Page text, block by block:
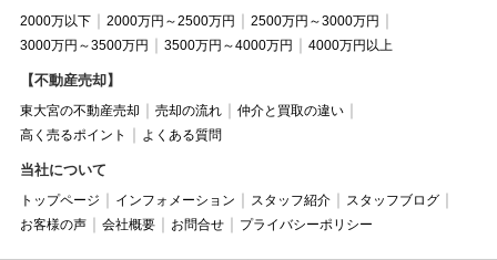
2000万以下 2000万円～2500万円
2500万円～3000万円
3000万円～3500万円
3500万円～4000万円 4000万円以上
【不動産売却】
東大宮の不動産売却 売却の流れ
仲介と買取の違い
高く売るポイント
よくある質問
当社について
トップページ インフォメーション スタッフ紹介
スタッフブログ
お客様の声
会社概要 お問合せ プライバシーポリシー